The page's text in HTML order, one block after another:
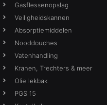
Gasflessenopslag
Veiligheidskannen
Absorptiemiddelen
Nooddouches
Vatenhandling
Kranen, Trechters & meer
Olie lekbak
PGS 15